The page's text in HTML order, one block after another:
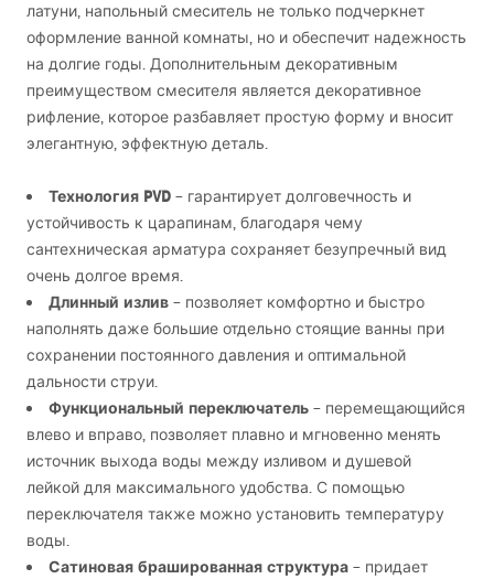
латуни, напольный смеситель не только подчеркнет
оформление ванной комнаты, но и обеспечит надежность
на долгие годы. Дополнительным декоративным
преимуществом смесителя является декоративное
рифление, которое разбавляет простую форму и вносит
элегантную, эффектную деталь.
Технология PVD – гарантирует долговечность и
устойчивость к царапинам, благодаря чему
сантехническая арматура сохраняет безупречный вид
очень долгое время.
Длинный излив – позволяет комфортно и быстро
наполнять даже большие отдельно стоящие ванны при
сохранении постоянного давления и оптимальной
дальности струи.
Функциональный переключатель – перемещающийся
влево и вправо, позволяет плавно и мгновенно менять
источник выхода воды между изливом и душевой
лейкой для максимального удобства. С помощью
переключателя также можно установить температуру
воды.
Сатиновая брашированная структура – придает